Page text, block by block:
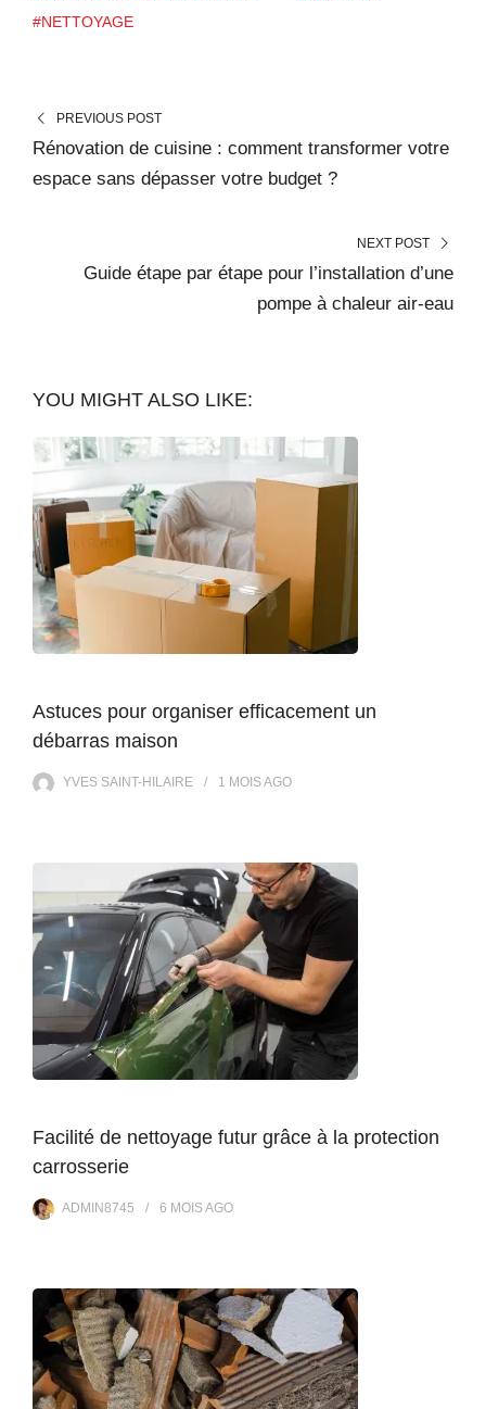
#NETTOYAGE
PREVIOUS POST
Rénovation de cuisine : comment transformer votre
espace sans dépasser votre budget ?
NEXT POST
Guide étape par étape pour l’installation d’une
pompe à chaleur air-eau
YOU MIGHT ALSO LIKE:
Astuces pour organiser efficacement un
débarras maison
YVES SAINT-HILAIRE 1 MOISAGO
Facilité de nettoyage futur grâce à la protection
carrosserie
ADMIN8745 6 MOISAGO